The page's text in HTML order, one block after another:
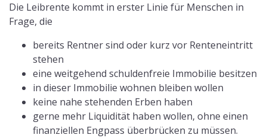
Die Leibrente kommt in erster Linie für Menschen in
Frage, die
bereits Rentner sind oder kurz vor Renteneintritt
stehen
eine weitgehend schuldenfreie Immobilie besitzen
in dieser Immobilie wohnen bleiben wollen
keine nahe stehenden Erben haben
gerne mehr Liquidität haben wollen, ohne einen
finanziellen Engpass überbrücken zu müssen.